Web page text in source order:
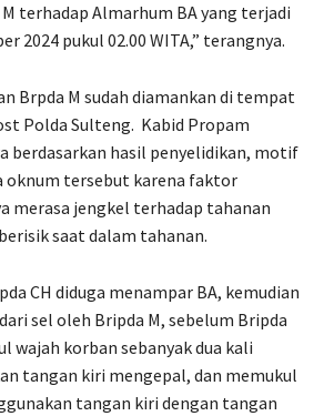
terhadap Almarhum BA yang terjadi
2024 pukul 02.00 WITA,” terangnya.
Brpda M sudah diamankan di tempat
Polda Sulteng. Kabid Propam
berdasarkan hasil penyelidikan, motif
oknum tersebut karena faktor
merasa jengkel terhadap tahanan
saat dalam tahanan.
CH diduga menampar BA, kemudian
sel oleh Bripda M, sebelum Bripda
wajah korban sebanyak dua kali
tangan kiri mengepal, dan memukul
tangan kiri dengan tangan